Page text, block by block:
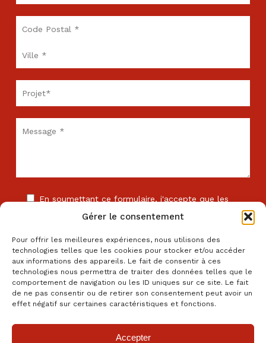
Gérer le consentement
Pour offrir les meilleures expériences, nous utilisons des
technologies telles que les cookies pour stocker et/ou accéder
aux informations des appareils. Le fait de consentir à ces
technologies nous permettra de traiter des données telles que le
comportement de navigation ou les ID uniques sur ce site. Le fait
de ne pas consentir ou de retirer son consentement peut avoir un
effet négatif sur certaines caractéristiques et fonctions.
Accepter
En soumettant ce formulaire, j'accepte que les
informations saisies soient exploitées dans le cadre de
la relation commerciale avec l'entreprise . *
Les champs comportant le signe * sont obligatoires. En cas de
non réponse, votre demande ne pourra être traitée.